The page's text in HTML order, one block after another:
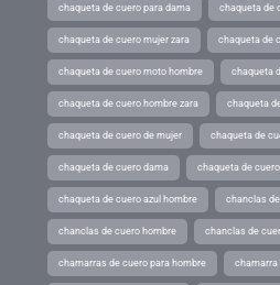
chaqueta de cuero para dama chaqueta de
chaqueta de cuero mujer zara chaqueta de
chaqueta de cuero moto hombre chaqueta
chaqueta de cuero hombre zara chaqueta
chaqueta de cuero de mujer chaqueta de
chaqueta de cuero dama chaqueta de
chaqueta de cuero azul hombre chanclas
chanclas de cuero hombre chanclas de
chamarras de cuero para hombre chamarra